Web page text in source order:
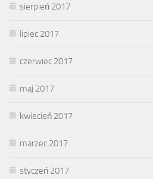
sierpień 2017
lipiec 2017
czerwiec 2017
maj 2017
kwiecień 2017
marzec 2017
styczeń 2017